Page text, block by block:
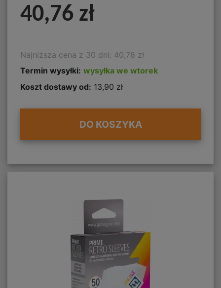
40,76 zł
Najniższa cena z 30 dni: 40,76 zł
Termin wysyłki: wysyłka we wtorek
Koszt dostawy od: 13,90 zł
DO KOSZYKA